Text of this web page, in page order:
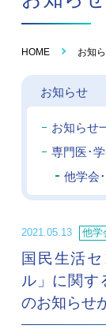
HOME お知
お知らせ
お知らせ
専門医･
他学会
2021.05.13 他学
国民生活
ル」に関す
のお知らせ